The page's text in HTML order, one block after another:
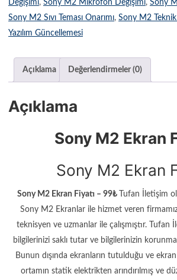
Değişimi, Sony M2 Mikrofon Değişimi, Sony
Sony M2 Sıvı Teması Onarımı, Sony M2
Yazılım Güncellemesi
Açıklama Değerlendirmeler (0)
Açıklama
Sony M2 Ekran
Sony M2 Ekran
Sony M2 Ekran Fiyatı – 99₺
Tufan İletişim
Sony M2 Ekranlar ile hizmet veren
teknisyen ve uzmanlar ile çalışmıştır.
bilgilerinizi saklı tutar ve bilgilerinizin
Bunun dışında ekranların tutulduğu ve ekran
ortamın statik elektrikten arındırılmış ve